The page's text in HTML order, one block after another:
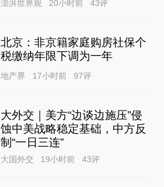
澎湃世界观 20小时前 43评
北京：非京籍家庭购房社保个
税缴纳年限下调为一年
地产界 17小时前 97评
大外交｜美方“边谈边施压”侵
蚀中美战略稳定基础，中方反
制“一日三连”
大国外交 19小时前 43评